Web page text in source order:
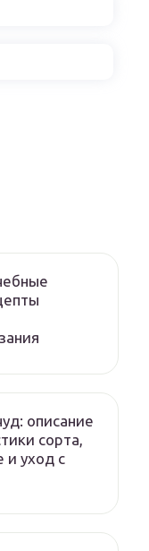
описание
сорта,
и уход с